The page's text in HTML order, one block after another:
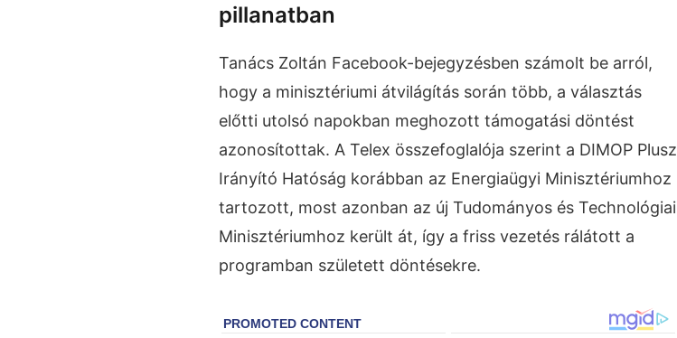
pillanatban
Tanács Zoltán Facebook-bejegyzésben számolt be arról,
hogy a minisztériumi átvilágítás során több, a választás
előtti utolsó napokban meghozott támogatási döntést
azonosítottak. A Telex összefoglalója szerint a DIMOP Plusz
Irányító Hatóság korábban az Energiaügyi Minisztériumhoz
tartozott, most azonban az új Tudományos és Technológiai
Minisztériumhoz került át, így a friss vezetés rálátott a
programban született döntésekre.